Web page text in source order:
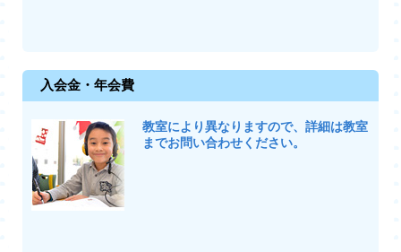
入会金・年会費
教室により異なりますので、詳細は教室
までお問い合わせください。